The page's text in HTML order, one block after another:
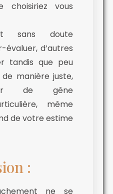
choisiriez vous
sans doute
d’autres
tandis que peu
manière juste,
de gêne
même
de votre estime
:
ne se